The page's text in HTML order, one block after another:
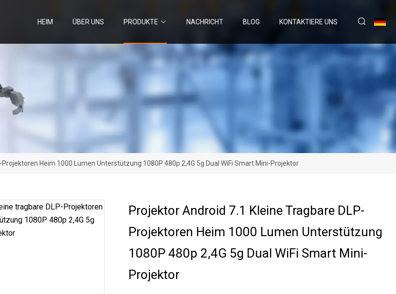
HEIM ÜBER UNS PRODUKTE NACHRICHT BLOG KONTAKTIERE UNS
Heim 1000 Lumen Unterstützung 1080P 480p 2,4G 5g Dual WiFi Smart Mini-Projektor
Projektor Android 7.1 Kleine Tragbare DLP-
Projektoren Heim 1000 Lumen Unterstützung
1080P 480p 2,4G 5g Dual WiFi Smart Mini-
Projektor